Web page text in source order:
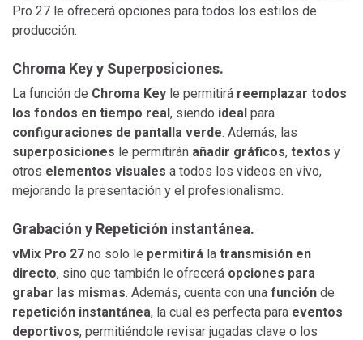
Pro 27 le ofrecerá opciones para todos los estilos de
producción.
Chroma Key y Superposiciones.
La función de Chroma Key le permitirá reemplazar todos
los fondos en tiempo real, siendo ideal para
configuraciones de pantalla verde. Además, las
superposiciones le permitirán añadir gráficos, textos y
otros elementos visuales a todos los videos en vivo,
mejorando la presentación y el profesionalismo.
Grabación y Repetición instantánea.
vMix Pro 27 no solo le permitirá la transmisión en
directo, sino que también le ofrecerá opciones para
grabar las mismas. Además, cuenta con una función de
repetición instantánea, la cual es perfecta para eventos
deportivos, permitiéndole revisar jugadas clave o los